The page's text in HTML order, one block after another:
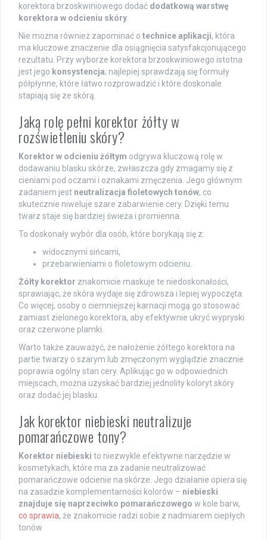
korektora brzoskwiniowego dodać dodatkową warstwę
korektora w odcieniu skóry
Nie można również zapominać o technice aplikacji, która
ma kluczowe znaczenie dla osiągnięcia satysfakcjonującego
rezultatu. Przy wyborze korektora brzoskwiniowego istotna
jest jego konsystencja; najlepiej sprawdzają się formuły
półpłynne, które łatwo rozprowadzić i które doskonale
stapiają się ze skórą.
Jaką rolę pełni korektor żółty w
rozświetleniu skóry?
Korektor w odcieniu żółtym odgrywa kluczową rolę w
dodawaniu blasku skórze, zwłaszcza gdy zmagamy się z
cieniami pod oczami i oznakami zmęczenia. Jego głównym
zadaniem jest neutralizacja fioletowych tonów, co
skutecznie niweluje szare zabarwienie cery. Dzięki temu
twarz staje się bardziej świeża i promienna.
To doskonały wybór dla osób, które borykają się z:
widocznymi sińcami,
przebarwieniami o fioletowym odcieniu.
Żółty korektor znakomicie maskuje te niedoskonałości,
sprawiając, że skóra wydaje się zdrowsza i lepiej wypoczęta.
Co więcej, osoby o ciemniejszej karnacji mogą go stosować
zamiast zielonego korektora, aby efektywnie ukryć wypryski
oraz czerwone plamki.
Warto także zauważyć, że nałożenie żółtego korektora na
partie twarzy o szarym lub zmęczonym wyglądzie znacznie
poprawia ogólny stan cery. Aplikując go w odpowiednich
miejscach, można uzyskać bardziej jednolity koloryt skóry
oraz dodać jej blasku.
Jak korektor niebieski neutralizuje
pomarańczowe tony?
Korektor niebieski to niezwykle efektywne narzędzie w
kosmetykach, które ma za zadanie neutralizować
pomarańczowe odcienie na skórze. Jego działanie opiera się
na zasadzie komplementarności kolorów – niebieski
znajduje się naprzeciwko pomarańczowego w kole barw,
co sprawia, że znakomicie radzi sobie z nadmiarem ciepłych
tonów.